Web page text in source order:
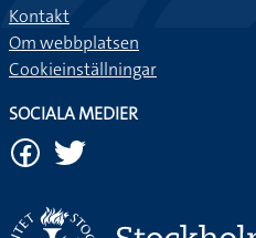
Kontakt
Om webbplatsen
Cookieinställningar
SOCIALA MEDIER